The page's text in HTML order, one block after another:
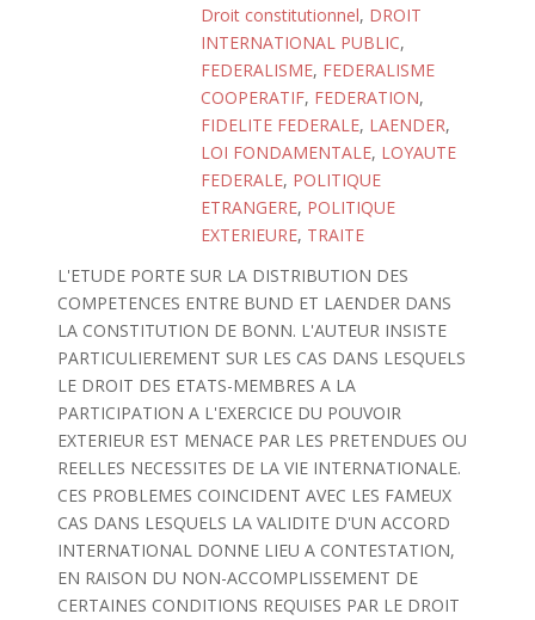
Droit constitutionnel, DROIT
INTERNATIONAL PUBLIC,
FEDERALISME, FEDERALISME
COOPERATIF, FEDERATION,
FIDELITE FEDERALE, LAENDER,
LOI FONDAMENTALE, LOYAUTE
FEDERALE, POLITIQUE
ETRANGERE, POLITIQUE
EXTERIEURE, TRAITE
L'ETUDE PORTE SUR LA DISTRIBUTION DES
COMPETENCES ENTRE BUND ET LAENDER DANS
LA CONSTITUTION DE BONN. L'AUTEUR INSISTE
PARTICULIEREMENT SUR LES CAS DANS LESQUELS
LE DROIT DES ETATS-MEMBRES A LA
PARTICIPATION A L'EXERCICE DU POUVOIR
EXTERIEUR EST MENACE PAR LES PRETENDUES OU
REELLES NECESSITES DE LA VIE INTERNATIONALE.
CES PROBLEMES COINCIDENT AVEC LES FAMEUX
CAS DANS LESQUELS LA VALIDITE D'UN ACCORD
INTERNATIONAL DONNE LIEU A CONTESTATION,
EN RAISON DU NON-ACCOMPLISSEMENT DE
CERTAINES CONDITIONS REQUISES PAR LE DROIT